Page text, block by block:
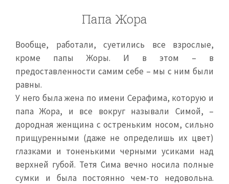
Папа Жора
Вообще, работали, суетились все взрослые,
кроме папы Жоры. И в этом – в
предоставленности самим себе – мы с ним были
равны.
У него была жена по имени Серафима, которую и
папа Жора, и все вокруг называли Симой, –
дородная женщина с остреньким носом, сильно
прищуренными (даже не определишь их цвет)
глазками и тоненькими черными усиками над
верхней губой. Тетя Сима вечно носила полные
сумки и была постоянно чем-то недовольна.